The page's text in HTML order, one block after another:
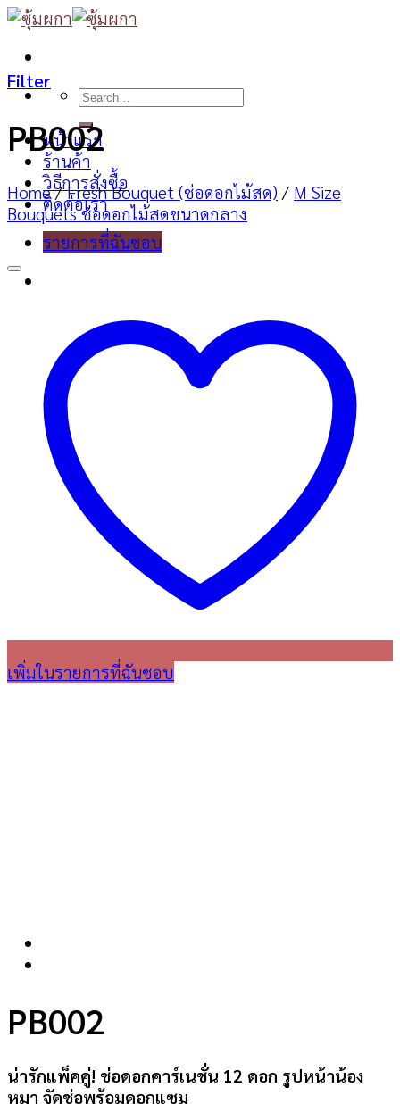
Skip
content
Search
หน้าแรก
ร้านค้า
วิธีการสั่งซื้อ
ติดต่อเรา
รายการที่ฉันชอบ
Filter
PB002
Home / Fresh Bouquet (ช่อดอกไม้สด) / M Size
Bouquets ช่อดอกไม้สดขนาดกลาง
เพิ่มในรายการที่ฉันชอบ
PB002
น่ารักแพ็คคู่! ช่อดอกคาร์เนชั่น 12 ดอก รูปหน้าน้อง
หมา จัดช่อพร้อมดอกแซม